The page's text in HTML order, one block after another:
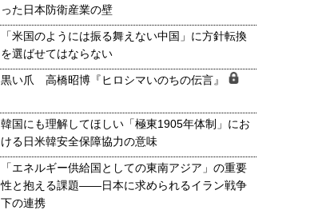
った日本防衛産業の壁
「米国のようには振る舞えない中国」に方針転換
を選ばせてはならない
黒い爪 高橋昭博『ヒロシマいのちの伝言』
韓国にも理解してほしい「極東1905年体制」にお
ける日米韓安全保障協力の意味
「エネルギー供給国としての東南アジア」の重要
性と抱える課題――日本に求められるイラン戦争
下の連携